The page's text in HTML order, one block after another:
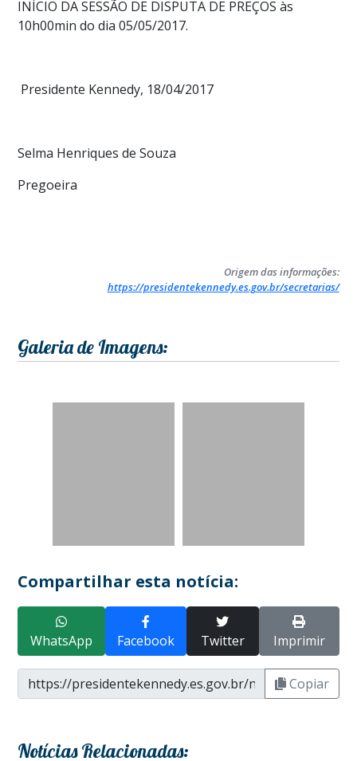
INÍCIO DA SESSÃO DE DISPUTA DE PREÇOS às
10h00min do dia 05/05/2017.
Presidente Kennedy, 18/04/2017
Selma Henriques de Souza
Pregoeira
Origem das informações:
https://presidentekennedy.es.gov.br/secretarias/
Galeria de Imagens:
Compartilhar esta notícia:
WhatsApp Facebook Twitter Imprimir
Copiar
Notícias Relacionadas: